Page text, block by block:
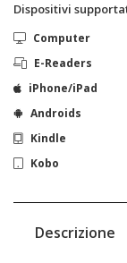
Dispositivi
Computer
E-Readers
iPhone/iPad
Androids
Kindle
Kobo
Descrizione